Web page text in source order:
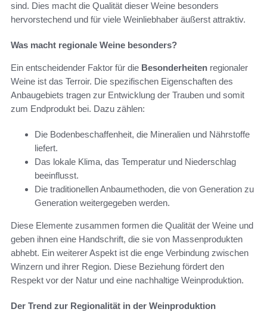
sind. Dies macht die Qualität dieser Weine besonders
hervorstechend und für viele Weinliebhaber äußerst attraktiv.
Was macht regionale Weine besonders?
Ein entscheidender Faktor für die Besonderheiten regionaler
Weine ist das Terroir. Die spezifischen Eigenschaften des
Anbaugebiets tragen zur Entwicklung der Trauben und somit
zum Endprodukt bei. Dazu zählen:
Die Bodenbeschaffenheit, die Mineralien und Nährstoffe
liefert.
Das lokale Klima, das Temperatur und Niederschlag
beeinflusst.
Die traditionellen Anbaumethoden, die von Generation zu
Generation weitergegeben werden.
Diese Elemente zusammen formen die Qualität der Weine und
geben ihnen eine Handschrift, die sie von Massenprodukten
abhebt. Ein weiterer Aspekt ist die enge Verbindung zwischen
Winzern und ihrer Region. Diese Beziehung fördert den
Respekt vor der Natur und eine nachhaltige Weinproduktion.
Der Trend zur Regionalität in der Weinproduktion